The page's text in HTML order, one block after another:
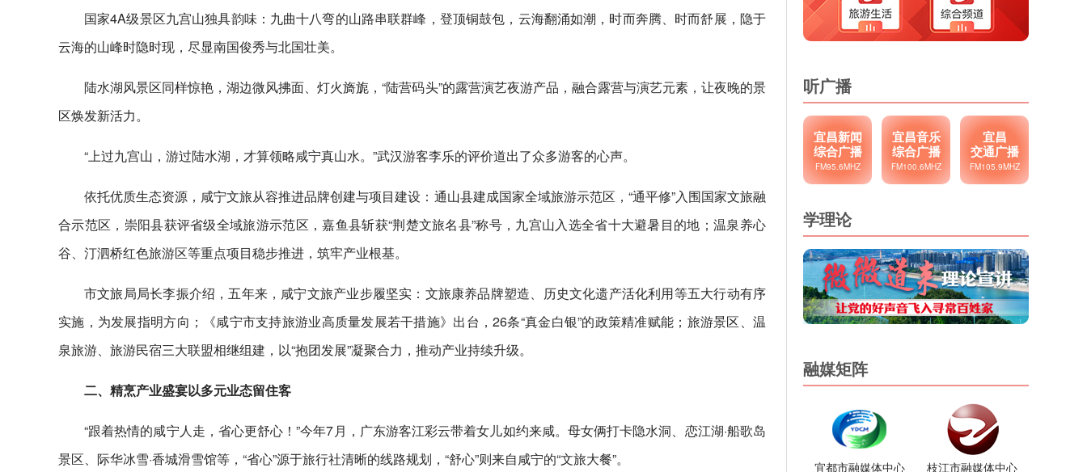
国家4A级景区九宫山独具韵味：九曲十八弯的山路串联群峰，登顶铜鼓包，云海翻涌如潮，时而奔腾、时而舒展，隐于
云海的山峰时隐时现，尽显南国俊秀与北国壮美。
陆水湖风景区同样惊艳，湖边微风拂面、灯火旖旎，“陆营码头”的露营演艺夜游产品，融合露营与演艺元素，让夜晚的景
区焕发新活力。
“上过九宫山，游过陆水湖，才算领略咸宁真山水。”武汉游客李乐的评价道出了众多游客的心声。
依托优质生态资源，咸宁文旅从容推进品牌创建与项目建设：通山县建成国家全域旅游示范区，“通平修”入围国家文旅融
合示范区，崇阳县获评省级全域旅游示范区，嘉鱼县斩获“荆楚文旅名县”称号，九宫山入选全省十大避暑目的地；温泉养心
谷、汀泗桥红色旅游区等重点项目稳步推进，筑牢产业根基。
市文旅局局长李振介绍，五年来，咸宁文旅产业步履坚实：文旅康养品牌塑造、历史文化遗产活化利用等五大行动有序
实施，为发展指明方向；《咸宁市支持旅游业高质量发展若干措施》出台，26条“真金白银”的政策精准赋能；旅游景区、温
泉旅游、旅游民宿三大联盟相继组建，以“抱团发展”凝聚合力，推动产业持续升级。
二、精烹产业盛宴以多元业态留住客
“跟着热情的咸宁人走，省心更舒心！”今年7月，广东游客江彩云带着女儿如约来咸。母女俩打卡隐水洞、恋江湖·船歌岛
景区、际华冰雪·香城滑雪馆等，“省心”源于旅行社清晰的线路规划，“舒心”则来自咸宁的“文旅大餐”。
听广播
宜昌新闻
综合广播
FM95.6MHZ
宜昌音乐
综合广播
FM100.6MHZ
宜昌
交通广播
FM105.9MHZ
学理论
融媒矩阵
宜都市融媒体中心 枝江市融媒体中心